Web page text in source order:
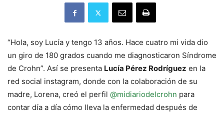
“Hola, soy Lucía y tengo 13 años. Hace cuatro mi vida dio
un giro de 180 grados cuando me diagnosticaron Síndrome
de Crohn”. Así se presenta Lucía Pérez Rodríguez en la
red social instagram, donde con la colaboración de su
madre, Lorena, creó el perfil @midiariodelcrohn para
contar día a día cómo lleva la enfermedad después de